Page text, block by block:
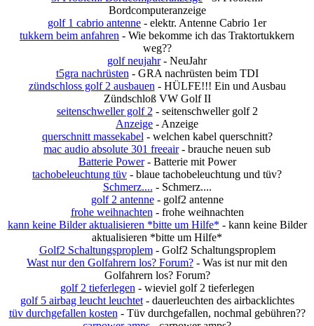
Bordcomputeranzeige
golf 1 cabrio antenne - elektr. Antenne Cabrio 1er
tukkern beim anfahren - Wie bekomme ich das Traktortukkern
weg??
golf neujahr- NeuJahr
t5gra nachrüsten - GRA nachrüsten beim TDI
zündschloss golf 2 ausbauen - HÜLFE!!! Ein und Ausbau
Zündschloß VW Golf II
seitenschweller golf 2 - seitenschweller golf 2
Anzeige - Anzeige
querschnitt massekabel - welchen kabel querschnitt?
mac audio absolute 301 freeair- brauche neuen sub
Batterie Power- Batterie mit Power
tachobeleuchtung tüv - blaue tachobeleuchtung und tüv?
Schmerz.... - Schmerz....
golf 2 antenne- golf2 antenne
frohe weihnachten - frohe weihnachten
kann keine Bilder aktualisieren *bitte um Hilfe* - kann keine Bilder
aktualisieren *bitte um Hilfe*
Golf2 Schaltungsproplem- Golf2 Schaltungsproplem
Wast nur den Golfahrern los? Forum? - Was ist nur mit den
Golfahrern los? Forum?
golf 2 tieferlegen - wieviel golf 2 tieferlegen
golf 5 airbag leucht leuchtet- dauerleuchten des airbacklichtes
tüv durchgefallen kosten - Tüv durchgefallen, nochmal gebühren??